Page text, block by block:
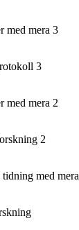
med mera 3
3
med mera 2
2
med mera